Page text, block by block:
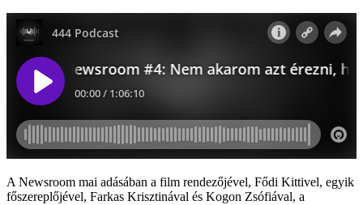
A Newsroom mai adásában a film rendezőjével, Fődi Kittivel, egyik
főszereplőjével, Farkas Krisztinával és Kogon Zsófiával, a